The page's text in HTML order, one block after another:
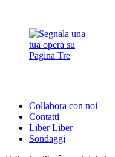
Collabora con noi
Contatti
Liber Liber
Sondaggi